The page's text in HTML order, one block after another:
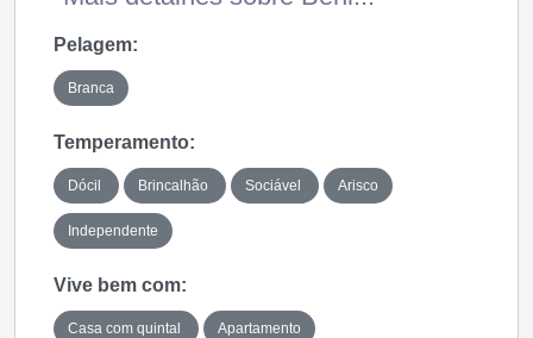
Pelagem:
Branca
Temperamento:
Dócil Brincalhão Sociável Arisco
Independente
Vive bem com:
Casa com quintal Apartamento